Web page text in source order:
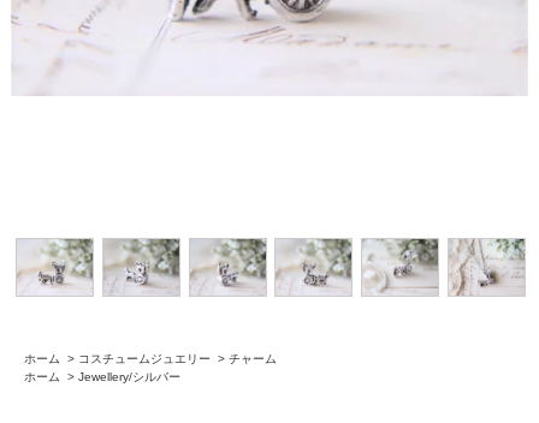
ホーム > コスチュームジュエリー > チャーム
ホーム
> Jewellery/シルバー